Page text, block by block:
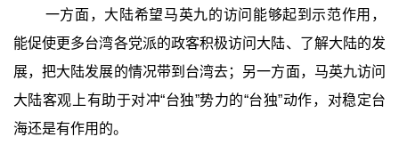
一方面，大陆希望马英九的访问能够起到示范作用，
能促使更多台湾各党派的政客积极访问大陆、了解大陆的发
展，把大陆发展的情况带到台湾去；另一方面，马英九访问
大陆客观上有助于对冲“台独”势力的“台独”动作，对稳定台
海还是有作用的。